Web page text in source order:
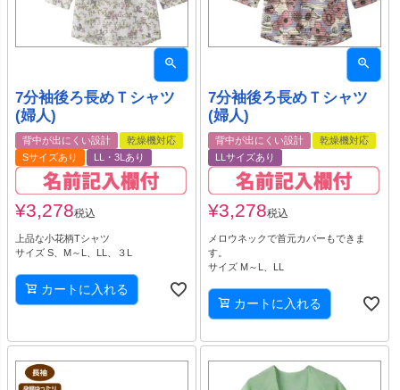
7分袖後ろ長めＴシャツ
(婦人)
背中が出にくい設計
乾燥機対応
Sサイズあり
LL・3Lあり
¥3,278税込
上品な小花柄Tシャツ
サイズ S、M～L、LL、３L
カートに入れる
7分袖後ろ長めＴシャツ
(婦人)
背中が出にくい設計
乾燥機対応
LLサイズあり
¥3,278税込
メロウネックで首元カバーもできま
す。
サイズ M～L、LL
カートに入れる